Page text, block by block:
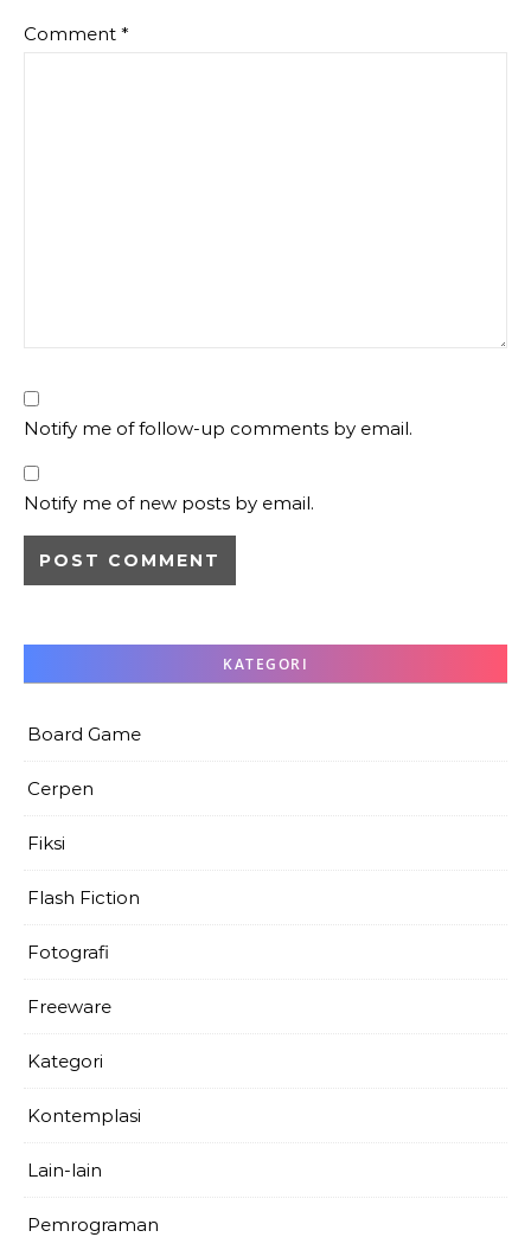
Comment *
Notify me of follow-up comments by email.
Notify me of new posts by email.
KATEGORI
Board Game
Cerpen
Fiksi
Flash Fiction
Fotografi
Freeware
Kategori
Kontemplasi
Lain-lain
Pemrograman